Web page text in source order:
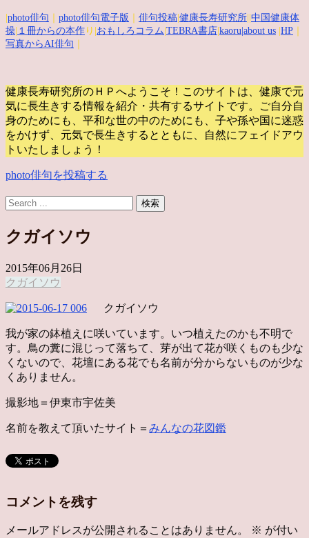
photo俳句 photo俳句電子版 俳句投稿 健康長寿研究所 中国健康体
操 １冊からの本作 り| おもしろコラム TEBRA書店 kaoru |about us HP
写真からAI俳句
健康長寿研究所のＨＰへようこそ！このサイトは、健康で元
気に長生きする情報を紹介・共有するサイトです。
ご自分自
身のためにも、平和な世の中のためにも、子や孫や国に迷惑
をかけず、元気で長生きするとともに、自然にフェイドアウ
トいたしましょう！
photo俳句を投稿する
クガイソウ
2015年06月26日
クガイソウ
クガイソウ
我が家の鉢植えに咲いています。いつ植えたのかも不明で
す。鳥の糞に混じって落ちて、芽が出て花が咲くものも少な
くないので、花壇にある花でも名前が分からないものが少な
くありません。
撮影地＝伊東市宇佐美
名前を教えて頂いたサイト＝ みんなの花図鑑
コメントを残す
メールアドレスが公開されることはありません。 ※ が付い